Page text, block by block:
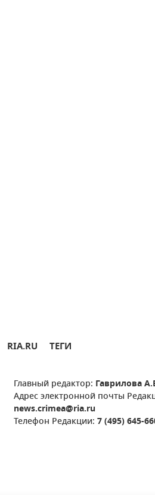
RIA.RU ТЕГИ
Главный редактор: Гаврилова
Адрес электронной почты
news.crimea@ria.ru
Телефон Редакции: 7 (495) 645-